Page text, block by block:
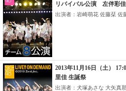
リバイバル公演 左伴彩
出演者：岩崎萌花 佐藤栞 佐
2013年11月16日（土）
里佳 生誕祭
出演者：犬塚あさな 大矢真那